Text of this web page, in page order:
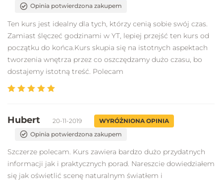
Opinia potwierdzona zakupem
Ten kurs jest idealny dla tych, którzy cenią sobie swój czas.
Zamiast ślęczeć godzinami w YT, lepiej przejść ten kurs od
początku do końca.Kurs skupia się na istotnych aspektach
tworzenia wnętrza przez co oszczędzamy dużo czasu, bo
dostajemy istotną treść. Polecam
Hubert 20-11-2019
WYRÓŻNIONA OPINIA
Opinia potwierdzona zakupem
Szczerze polecam. Kurs zawiera bardzo dużo przydatnych
informacji jak i praktycznych porad. Nareszcie dowiedziałem
się jak oświetlić scenę naturalnym światłem i